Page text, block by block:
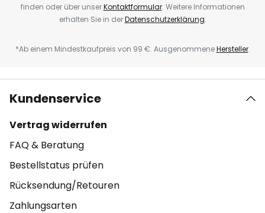
finden oder über unserKontaktformular. Weitere Informationen
erhalten Sie in derDatenschutzerklärung.
*Ab einem Mindestkaufpreis von 99 €. AusgenommeneHersteller.
Kundenservice
Vertrag widerrufen
FAQ & Beratung
Bestellstatus prüfen
Rücksendung/Retouren
Zahlungsarten